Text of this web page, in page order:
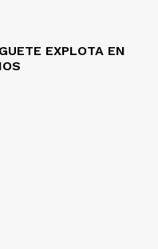
EXPLOTA EN